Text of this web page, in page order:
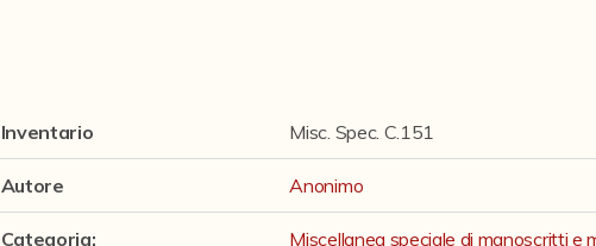
Inventario Misc. Spec. C.151
Autore Anonimo
Categoria: Miscellanea speciale di manoscritti e